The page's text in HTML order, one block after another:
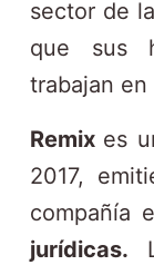
sector de
que sus
trabajan en
Remix es
2017,
compañía
jurídicas.